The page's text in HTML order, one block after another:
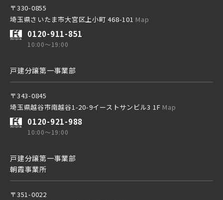
東武日光線
京成線
京成松戸線
小学校まで徒歩圏内
〒330-0855
埼玉県さいたま市大宮区上小町 468-101 Map
0120-911-851
10:00～19:00
戸建分譲第一事業部
〒343-0845
埼玉県越谷市南越谷1-20-9イーストサンビル3 1F Map
0120-921-988
10:00～19:00
戸建分譲第一事業部
朝霞事業所
〒351-0022